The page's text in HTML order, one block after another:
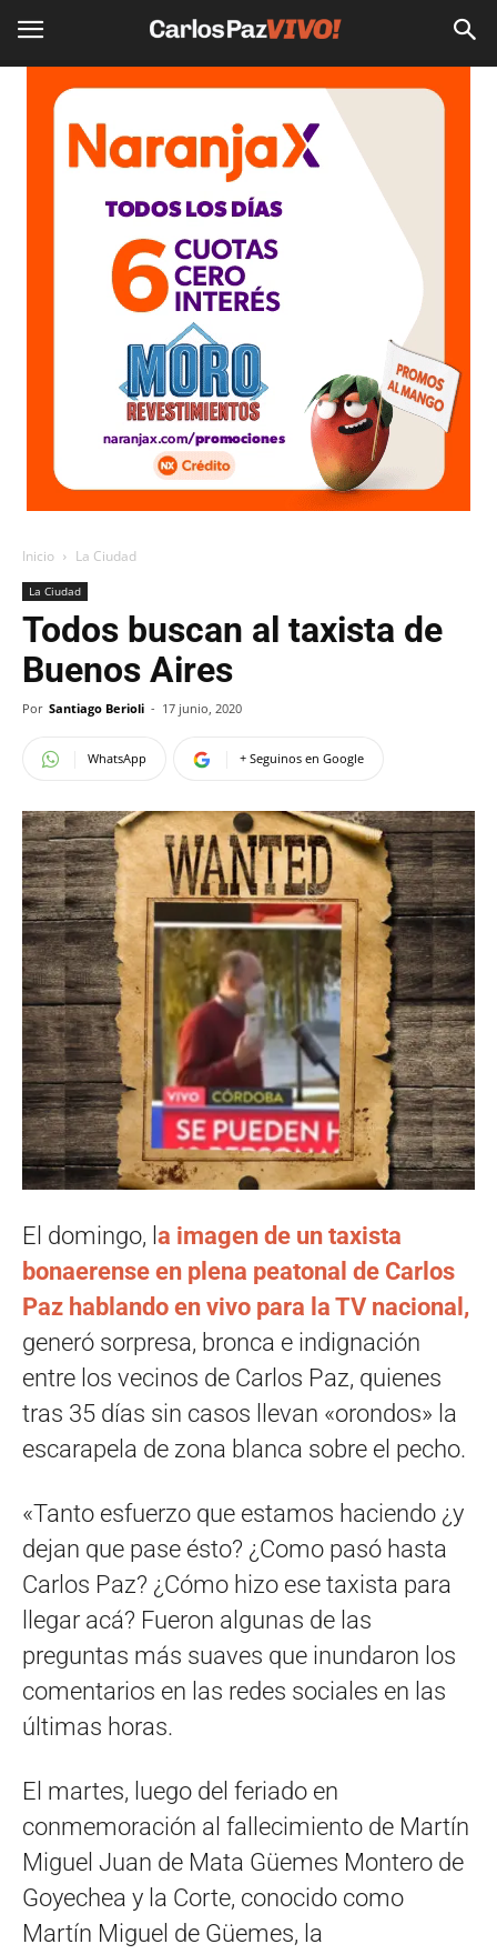
Inicio La Ciudad
La Ciudad
Todos buscan al taxista de
Buenos Aires
Por Santiago Berioli - 17 junio, 2020
WhatsApp + Seguinos en Google
El domingo, l a imagen de un taxista
bonaerense en plena peatonal de Carlos
Paz hablando en vivo para la TV nacional,
generó sorpresa, bronca e indignación
entre los vecinos de Carlos Paz, quienes
tras 35 días sin casos llevan «orondos» la
escarapela de zona blanca sobre el pecho.
«Tanto esfuerzo que estamos haciendo ¿y
dejan que pase ésto? ¿Como pasó hasta
Carlos Paz? ¿Cómo hizo ese taxista para
llegar acá? Fueron algunas de las
preguntas más suaves que inundaron los
comentarios en las redes sociales en las
últimas horas.
El martes, luego del feriado en
conmemoración al fallecimiento de Martín
Miguel Juan de Mata Güemes Montero de
Goyechea y la Corte, conocido como
Martín Miguel de Güemes, la